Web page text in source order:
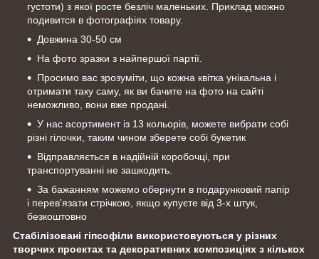
густоти) з якої росте безліч маленьких. Приклад можно
подивится в фотографіях товару.
Довжина 30-50 см
На фото зразки з найпершої партії.
Просимо вас зрозуміти, що кожна квітка унікальна і
отримати таку саму, як ви бачите на фото на сайті
неможливо, вони вже продані.
У нас асортимент із 13 кольорів, можете вибрати собі
різні гілочки, таким чином зберете собі букетик
Відправляється в надійній коробочці, при
транспортуванні не зашкодить.
За бажанням можемо обернути в подарунковий папір
і перев'язати стрічкою, якщо купуєте від 3-х штук,
безкоштовно
Стабілізовані гіпсофіли використовуються у різних
творчих проектах та декоративних композиціях з кількох